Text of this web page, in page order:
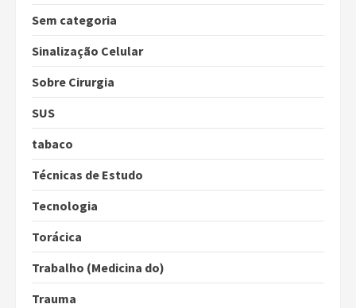
Sem categoria
Sinalização Celular
Sobre Cirurgia
SUS
tabaco
Técnicas de Estudo
Tecnologia
Torácica
Trabalho (Medicina do)
Trauma